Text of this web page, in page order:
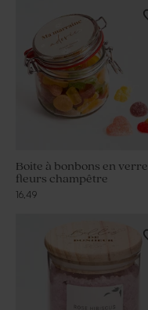
Boite à bonbons en verre
fleurs champêtre
16,49